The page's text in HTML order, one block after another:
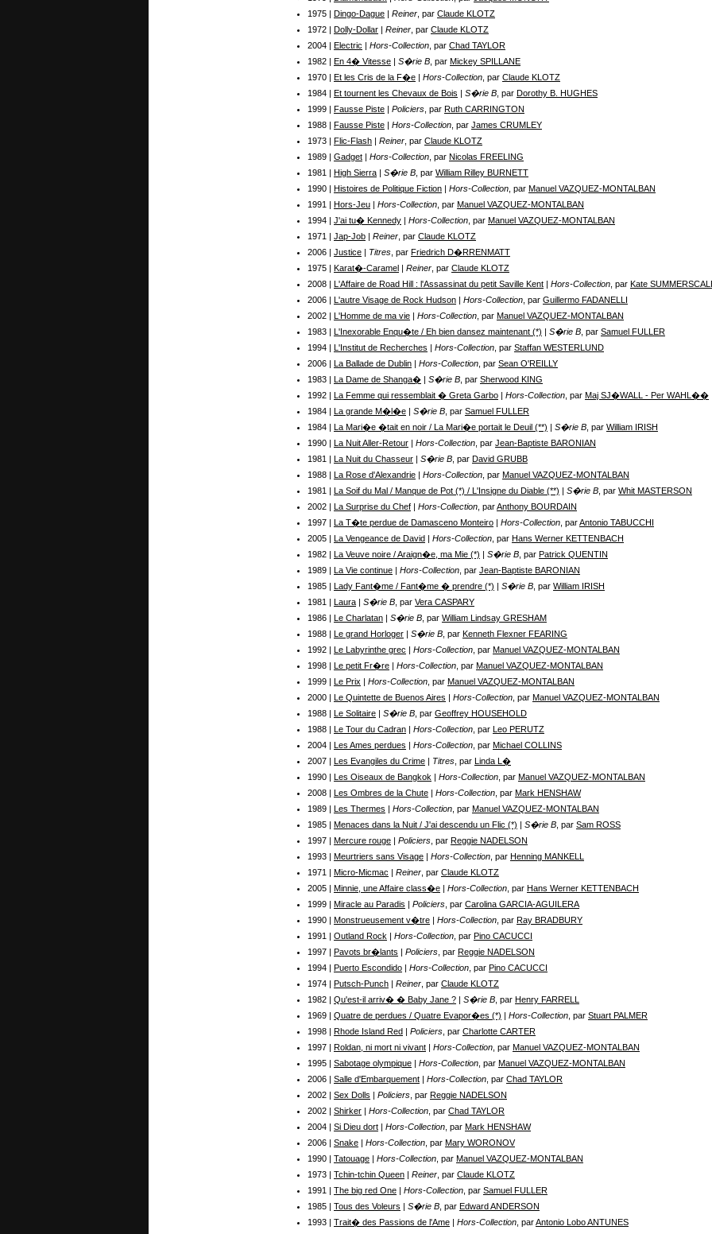
1975 | Dingo-Dague | Reiner , par Claude KLOTZ
1972 | Dolly-Dollar | Reiner , par Claude KLOTZ
2004 | Electric | Hors-Collection , par Chad TAYLOR
1982 | En 4� Vitesse | S�rie B , par Mickey SPILLANE
1970 | Et les Cris de la F�e | Hors-Collection , par Claude KLOTZ
1984 | Et tournent les Chevaux de Bois | S�rie B , par Dorothy B. HUGHES
1999 | Fausse Piste | Policiers , par Ruth CARRINGTON
1988 | Fausse Piste | Hors-Collection , par James CRUMLEY
1973 | Flic-Flash | Reiner , par Claude KLOTZ
1989 | Gadget | Hors-Collection , par Nicolas FREELING
1981 | High Sierra | S�rie B , par William Rilley BURNETT
1990 | Histoires de Politique Fiction | Hors-Collection , par Manuel VAZQUEZ-MONTALBAN
1991 | Hors-Jeu | Hors-Collection , par Manuel VAZQUEZ-MONTALBAN
1994 | J'ai tu� Kennedy | Hors-Collection , par Manuel VAZQUEZ-MONTALBAN
1971 | Jap-Job | Reiner , par Claude KLOTZ
2006 | Justice | Titres , par Friedrich D�RRENMATT
1975 | Karat�-Caramel | Reiner , par Claude KLOTZ
2008 | L'Affaire de Road Hill : l'Assassinat du petit Saville Kent | Hors-Collection , par Kate
2006 | L'autre Visage de Rock Hudson | Hors-Collection , par Guillermo FADANELLI
2002 | L'Homme de ma vie | Hors-Collection , par Manuel VAZQUEZ-MONTALBAN
1983 | L'Inexorable Enqu�te / Eh bien dansez maintenant (*) | S�rie B , par Samuel FULLER
1994 | L'Institut de Recherches | Hors-Collection , par Staffan WESTERLUND
2006 | La Ballade de Dublin | Hors-Collection , par Sean O'REILLY
1983 | La Dame de Shanga� | S�rie B , par Sherwood KING
1992 | La Femme qui ressemblait � Greta Garbo | Hors-Collection , par Maj SJ�WALL - Per WAHL��
1984 | La grande M�l�e | S�rie B , par Samuel FULLER
1984 | La Mari�e �tait en noir / La Mari�e portait le Deuil (**) | S�rie B , par William IRISH
1990 | La Nuit Aller-Retour | Hors-Collection , par Jean-Baptiste BARONIAN
1981 | La Nuit du Chasseur | S�rie B , par David GRUBB
1988 | La Rose d'Alexandrie | Hors-Collection , par Manuel VAZQUEZ-MONTALBAN
1981 | La Soif du Mal / Manque de Pot (*) / L'Insigne du Diable (**) | S�rie B , par Whit MASTERSON
2002 | La Surprise du Chef | Hors-Collection , parAnthony BOURDAIN
1997 | La T�te perdue de Damasceno Monteiro | Hors-Collection , parAntonio TABUCCHI
2005 | La Vengeance de David | Hors-Collection , par Hans Werner KETTENBACH
1982 | La Veuve noire / Araign�e, ma Mie (*) | S�rie B , par Patrick QUENTIN
1989 | La Vie continue | Hors-Collection , par Jean-Baptiste BARONIAN
1985 | Lady Fant�me / Fant�me � prendre (*) | S�rie B , par William IRISH
1981 | Laura | S�rie B , par Vera CASPARY
1986 | Le Charlatan | S�rie B , par William Lindsay GRESHAM
1988 | Le grand Horloger | S�rie B , par Kenneth Flexner FEARING
1992 | Le Labyrinthe grec | Hors-Collection , par Manuel VAZQUEZ-MONTALBAN
1998 | Le petit Fr�re | Hors-Collection , par Manuel VAZQUEZ-MONTALBAN
1999 | Le Prix | Hors-Collection , par Manuel VAZQUEZ-MONTALBAN
2000 | Le Quintette de Buenos Aires | Hors-Collection , par Manuel VAZQUEZ-MONTALBAN
1988 | Le Solitaire | S�rie B , par Geoffrey HOUSEHOLD
1988 | Le Tour du Cadran | Hors-Collection , par Leo PERUTZ
2004 | Les Ames perdues | Hors-Collection , par Michael COLLINS
2007 | Les Evangiles du Crime | Titres , par Linda L�
1990 | Les Oiseaux de Bangkok | Hors-Collection , par Manuel VAZQUEZ-MONTALBAN
2008 | Les Ombres de la Chute | Hors-Collection , par Mark HENSHAW
1989 | Les Thermes | Hors-Collection , par Manuel VAZQUEZ-MONTALBAN
1985 | Menaces dans la Nuit / J'ai descendu un Flic (*) | S�rie B , par Sam ROSS
1997 | Mercure rouge | Policiers , par Reggie NADELSON
1993 | Meurtriers sans Visage | Hors-Collection , par Henning MANKELL
1971 | Micro-Micmac | Reiner , par Claude KLOTZ
2005 | Minnie, une Affaire class�e | Hors-Collection , par Hans Werner KETTENBACH
1999 | Miracle au Paradis | Policiers , par Carolina GARCIA-AGUILERA
1990 | Monstrueusement v�tre | Hors-Collection , par Ray BRADBURY
1991 | Outland Rock | Hors-Collection , par Pino CACUCCI
1997 | Pavots br�lants | Policiers , par Reggie NADELSON
1994 | Puerto Escondido | Hors-Collection , par Pino CACUCCI
1974 | Putsch-Punch | Reiner , par Claude KLOTZ
1982 | Qu'est-il arriv� � Baby Jane ? | S�rie B , par Henry FARRELL
1969 | Quatre de perdues / Quatre Evapor�es (*) | Hors-Collection , par Stuart PALMER
1998 | Rhode Island Red | Policiers , par Charlotte CARTER
1997 | Roldan, ni mort ni vivant | Hors-Collection , par Manuel VAZQUEZ-MONTALBAN
1995 | Sabotage olympique | Hors-Collection , par Manuel VAZQUEZ-MONTALBAN
2006 | Salle d'Embarquement | Hors-Collection , par Chad TAYLOR
2002 | Sex Dolls | Policiers , par Reggie NADELSON
2002 | Shirker | Hors-Collection , par Chad TAYLOR
2004 | Si Dieu dort | Hors-Collection , par Mark HENSHAW
2006 | Snake | Hors-Collection , par Mary WORONOV
1990 | Tatouage | Hors-Collection , par Manuel VAZQUEZ-MONTALBAN
1973 | Tchin-tchin Queen | Reiner , par Claude KLOTZ
1991 | The big red One | Hors-Collection , par Samuel FULLER
1985 | Tous des Voleurs | S�rie B , par Edward ANDERSON
1993 | Trait� des Passions de l'Ame | Hors-Collection , parAntonio Lobo ANTUNES